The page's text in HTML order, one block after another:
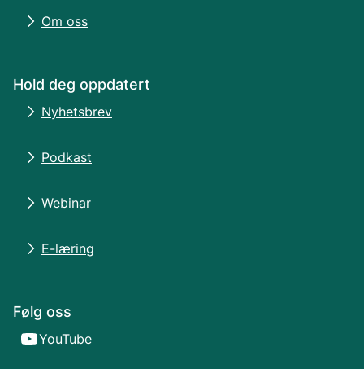
Om oss
Hold deg oppdatert
Nyhetsbrev
Podkast
Webinar
E-læring
Følg oss
YouTube